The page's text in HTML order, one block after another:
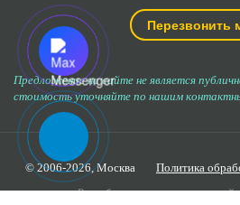
Перезвонить
Предложение на сайте не является
стоимость уточняйте по нашим
© 2006-2026,Москва
Политика
Разработка и продвижение